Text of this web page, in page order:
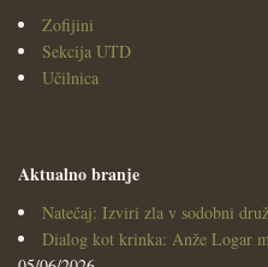
Zofijini
Sekcija UTD
Učilnica
Aktualno branje
Natečaj: Izviri zla v sodobni
Dialog kot krinka: Anže Logar